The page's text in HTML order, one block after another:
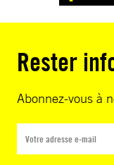
Rester
Abonnez-vous à